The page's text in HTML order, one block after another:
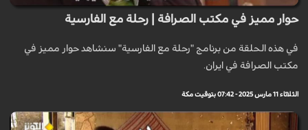
حوار مميز في مكتب الصرافة | رحلة مع الفارسية
في هذه الحلقة من برنامج "رحلة مع الفارسية" سنشاهد حوار مميز في
مكتب الصرافة في ايران.
الثلاثاء 11 مارس 2025 - 07:42 بتوقيت مكة